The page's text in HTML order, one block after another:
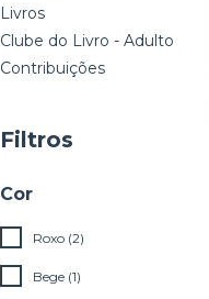
Livros
Clube do Livro - Adulto
Contribuições
Filtros
Cor
Roxo (2)
Bege (1)